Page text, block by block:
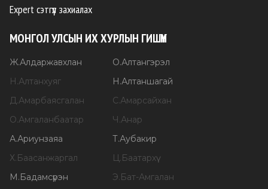
Expert сэтгүүл захиалах
МОНГОЛ УЛСЫН ИХ ХУРЛЫН ГИШҮҮН
Ж.Алдаржавхлан О.Алтангэрэл
Н.Алтанхуяг Н.Алтаншагай
Д.Амарбаясгалан С.Амарсайхан
О.Амгаланбаатар Ч.Анар
А.Ариунзаяа Т.Аубакир
Х.Баасанжаргал Ц.Баатархүү
М.Бадамсүрэн Э.Бат-Амгалан